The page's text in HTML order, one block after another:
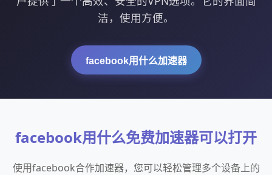
洁，使用方便。
facebook用什么加速器
facebook用什么免费加速器可以打开
使用facebook合作加速器，您可以轻松管理多个设备上的